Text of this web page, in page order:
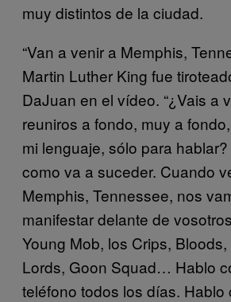
muy distintos de la ciudad.
“Van a venir a Memphis,
Martin Luther King fue
DaJuan en el vídeo. “¿Vais a
reuniros a fondo, muy a
mi lenguaje, sólo para
como va a suceder. Cuando
Memphis, Tennessee, nos
manifestar delante de
Young Mob, los Crips,
Lords, Goon Squad… Hablo
teléfono todos los días. Hablo